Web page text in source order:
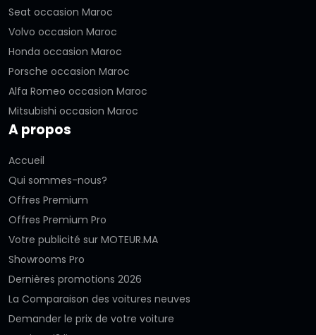
Seat occasion Maroc
Volvo occasion Maroc
Honda occasion Maroc
Porsche occasion Maroc
Alfa Romeo occasion Maroc
Mitsubishi occasion Maroc
A propos
Accueil
Qui sommes-nous?
Offres Premium
Offres Premium Pro
Votre publicité sur MOTEUR.MA
Showrooms Pro
Dernières promotions 2026
La Comparaison des voitures neuves
Demander le prix de votre voiture